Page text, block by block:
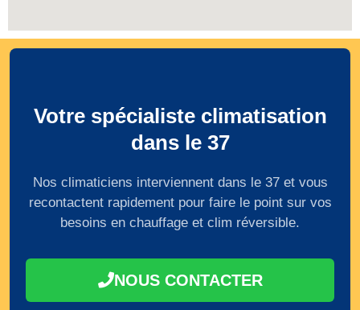
Votre spécialiste climatisation
dans le 37
Nos climaticiens interviennent dans le 37 et vous
recontactent rapidement pour faire le point sur vos
besoins en chauffage et clim réversible.
NOUS CONTACTER